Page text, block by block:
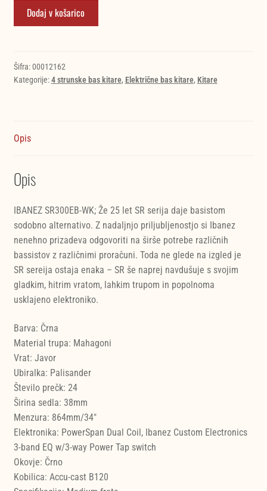
IBANEZ
SR300EB-
kitara
količina
Dodaj v košarico
Šifra:00012162
Kategorije:4 strunske bas kitare, Električne bas kitare, Kitare
Opis
Opis
IBANEZ SR300EB-WK; Že 25 let SR serija daje basistom
sodobno alternativo. Z nadaljnjo priljubljenostjo si Ibanez
nenehno prizadeva odgovoriti na širše potrebe različnih
bassistov z različnimi proračuni. Toda ne glede na izgled je
SR sereija ostaja enaka – SR še naprej navdušuje s svojim
gladkim, hitrim vratom, lahkim trupom in popolnoma
usklajeno elektroniko.
Barva: Črna
Material trupa: Mahagoni
Vrat: Javor
Ubiralka: Palisander
Število prečk: 24
Širina sedla: 38mm
Menzura: 864mm/34"
Elektronika: PowerSpan Dual Coil, Ibanez Custom Electronics
3-band EQ w/3-way Power Tap switch
Okovje: Črno
Kobilica: Accu-cast B120